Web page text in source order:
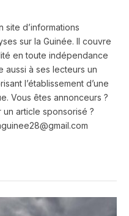
site d’informations
sur la Guinée. Il couvre
en toute indépendance
aussi à ses lecteurs un
l’établissement d’une
Vous êtes annonceurs ?
article sponsorisé ?